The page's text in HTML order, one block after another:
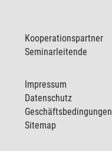
Kooperationspartner
Seminarleitende
Impressum
Datenschutz
Geschäftsbedingungen
Sitemap